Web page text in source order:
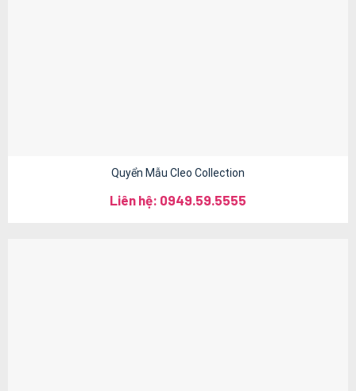
Quyển Mẫu Cleo Collection
Liên hệ: 0949.59.5555